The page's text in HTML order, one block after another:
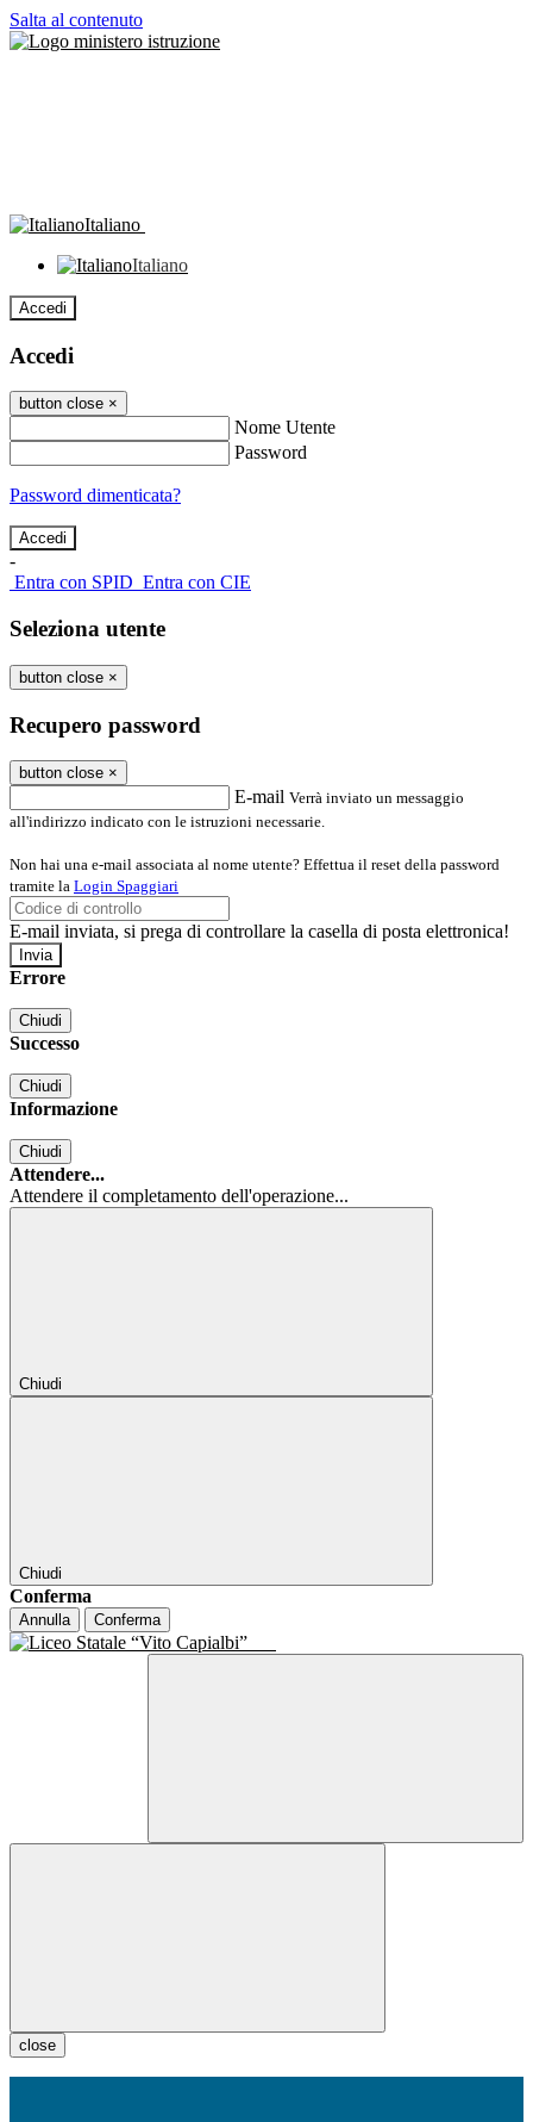
Salta al contenuto
Italiano
Italiano
Accedi
Accedi
button close ×
Nome Utente
Password
Password dimenticata?
-
Entra con SPID Entra con CIE
Seleziona utente
button close ×
Recupero password
button close ×
E-mail Verrà inviato un messaggio
all'indirizzo indicato con le istruzioni necessarie.
Non hai una e-mail associata al nome utente? Effettua il reset della password
tramite la Login Spaggiari
E-mail inviata, si prega di controllare la casella di posta elettronica!
Errore
Chiudi
Successo
Chiudi
Informazione
Chiudi
Attendere...
Attendere il completamento dell'operazione...
Chiudi
Chiudi
Conferma
Annulla Conferma
close